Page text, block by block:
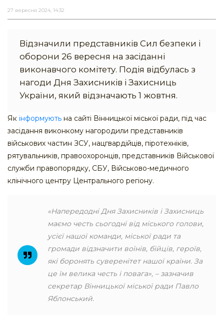
27 вересня 2024, 14:32
Відзначили представників Сил безпеки і
оборони 26 вересня на засіданні
виконавчого комітету. Подія відбулась з
нагоди Дня Захисників і Захисниць
України, який відзначають 1 жовтня.
Як інформують на сайті Вінницької міської ради, під час
засідання виконкому нагородили представників
військових частин ЗСУ, нацгвардійців, піротехніків,
рятувальників, правоохоронців, представників Військової
служби правопорядку, СБУ, Військово-медичного
клінічного центру Центрального регіону.
«Напередодні Дня Захисників і Захисниць
маємо честь сьогодні від міського голови,
усієї нашої команди, міської ради та
громади відзначити воїнів, бійців, героїв,
які боронять суверенітет нашої країни. За
це їм велика честь і повага», – зазначив
секретар Вінницької міської ради Павло
Яблонський.